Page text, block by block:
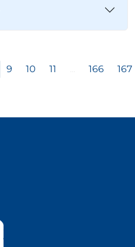
9 10 11 166 167